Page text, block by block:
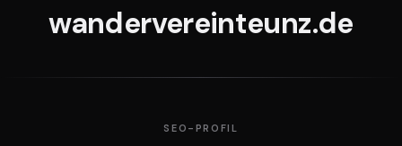
wandervereinteunz.de
SEO-PROFIL